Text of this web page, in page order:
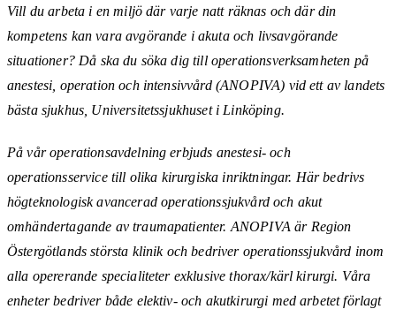
Vill du arbeta i en miljö där varje natt räknas och där din
kompetens kan vara avgörande i akuta och livsavgörande
situationer? Då ska du söka dig till operationsverksamheten på
anestesi, operation och intensivvård (ANOPIVA) vid ett av landets
bästa sjukhus, Universitetssjukhuset i Linköping.
På vår operationsavdelning erbjuds anestesi- och
operationsservice till olika kirurgiska inriktningar. Här bedrivs
högteknologisk avancerad operationssjukvård och akut
omhändertagande av traumapatienter. ANOPIVA är Region
Östergötlands största klinik och bedriver operationssjukvård inom
alla opererande specialiteter exklusive thorax/kärl kirurgi. Våra
enheter bedriver både elektiv- och akutkirurgi med arbetet förlagt